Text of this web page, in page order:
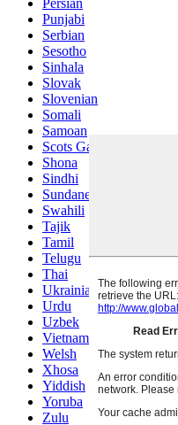
Persian
Punjabi
Serbian
Sesotho
Sinhala
Slovak
Slovenian
Somali
Samoan
Scots Gaelic
Shona
Sindhi
Sundanese
Swahili
Tajik
Tamil
Telugu
Thai
Ukrainian
Urdu
Uzbek
Vietnamese
Welsh
Xhosa
Yiddish
Yoruba
Zulu